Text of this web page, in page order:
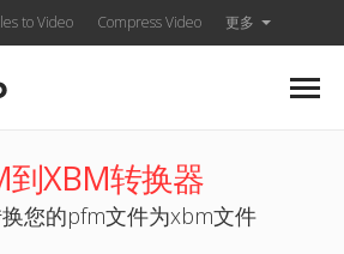
to Video Compress Video 更多
到XBM转换器
您的pfm文件为xbm文件